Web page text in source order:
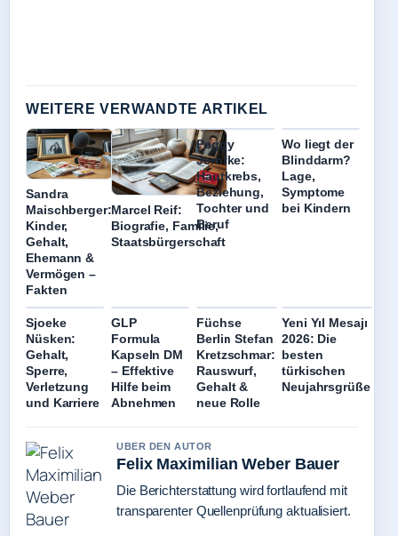
WEITERE VERWANDTE ARTIKEL
Sandra
Maischberger:
Kinder,
Gehalt,
Ehemann &
Vermögen –
Fakten
Marcel Reif:
Biografie, Familie,
Staatsbürgerschaft
Peggy
Jerofke:
Hautkrebs,
Beziehung,
Tochter und
Beruf
Wo liegt der
Blinddarm?
Lage,
Symptome
bei Kindern
Sjoeke
Nüsken:
Gehalt,
Sperre,
Verletzung
und Karriere
GLP
Formula
Kapseln DM
– Effektive
Hilfe beim
Abnehmen
Füchse
Berlin Stefan
Kretzschmar:
Rauswurf,
Gehalt &
neue Rolle
Yeni Yıl Mesajı
2026: Die
besten
türkischen
Neujahrsgrüße
UBER DEN AUTOR
Felix Maximilian Weber Bauer
Die Berichterstattung wird fortlaufend mit
transparenter Quellenprüfung aktualisiert.